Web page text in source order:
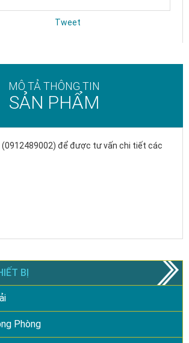
Tweet
MÔ TẢ THÔNG TIN
SẢN PHẨM
(0912489002) để được tư vấn chi tiết các
BỊ
Phòng